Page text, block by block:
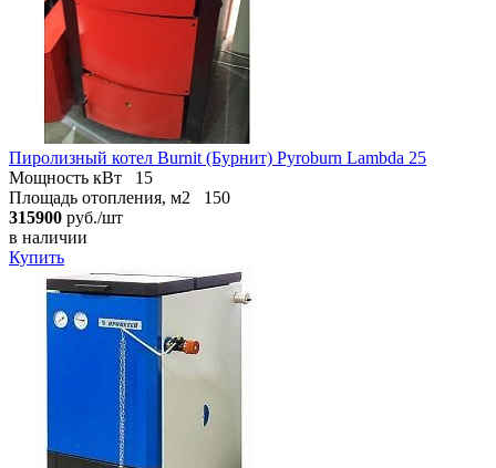
Пиролизный котел Burnit (Бурнит) Pyroburn Lambda 25
Мощность кВт
15
Площадь отопления, м2
150
315900 руб./шт
в наличии
Купить